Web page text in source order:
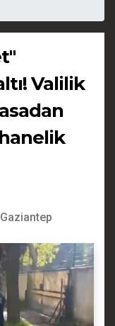
Valilik
Gaziantep